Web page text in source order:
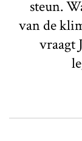
steun.
van de
vraagt